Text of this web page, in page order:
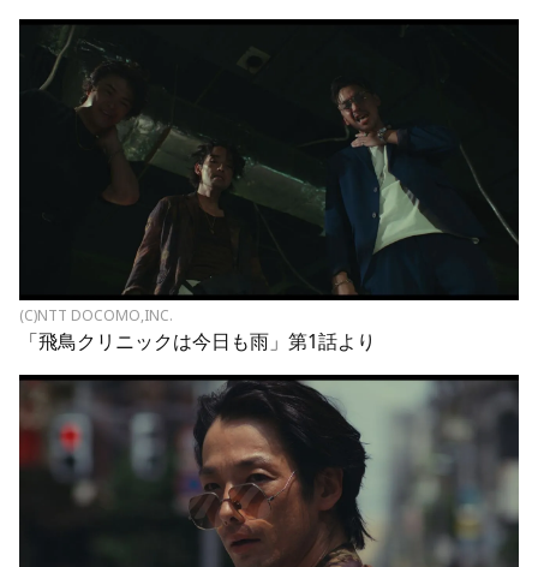
(C)NTT DOCOMO,INC.
「飛鳥クリニックは今日も雨」第1話より